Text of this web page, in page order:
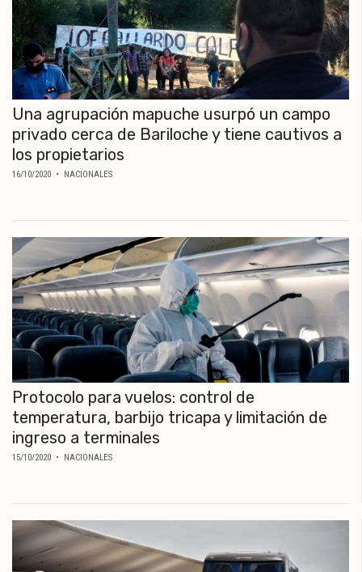
Una agrupación mapuche usurpó un campo
privado cerca de Bariloche y tiene cautivos a
los propietarios
16/10/2020 • NACIONALES
Protocolo para vuelos: control de
temperatura, barbijo tricapa y limitación de
ingreso a terminales
15/10/2020 • NACIONALES